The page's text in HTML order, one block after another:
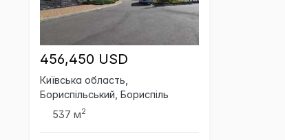
456,450 USD
Київська область,
Бориспільський, Бориспіль
537 м2